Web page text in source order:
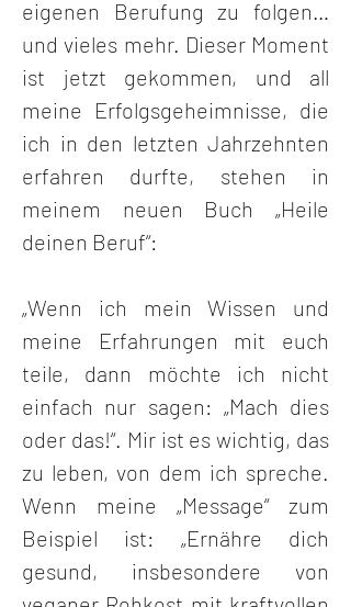
eigenen Berufung zu folgen…
und vieles mehr. Dieser Moment
ist jetzt gekommen, und all
meine Erfolgsgeheimnisse, die
ich in den letzten Jahrzehnten
erfahren durfte, stehen in
meinem neuen Buch „Heile
deinen Beruf“:
„Wenn ich mein Wissen und
meine Erfahrungen mit euch
teile, dann möchte ich nicht
einfach nur sagen: „Mach dies
oder das!“. Mir ist es wichtig, das
zu leben, von dem ich spreche.
Wenn meine „Message“ zum
Beispiel ist: „Ernähre dich
gesund, insbesondere von